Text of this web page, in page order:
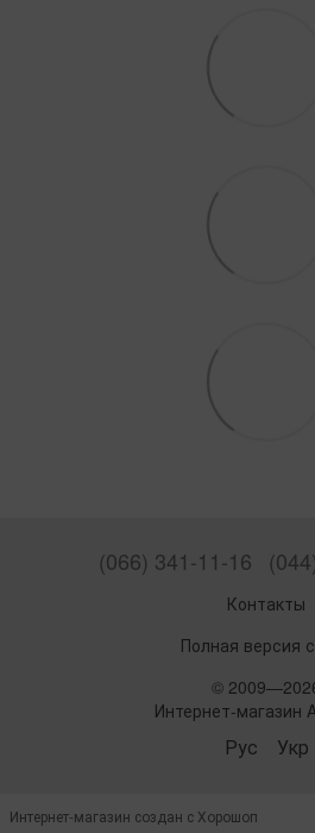
(066) 341-11-16
Контакты
Полная версия
©
Интернет-магазин
Рус Укр
Интернет-магазин создан с Хорошоп